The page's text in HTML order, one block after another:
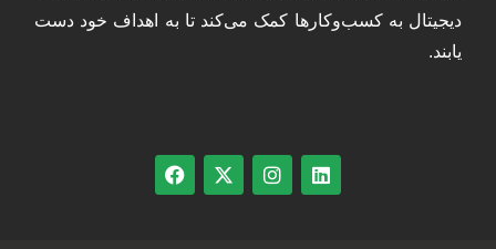
دیجیتال به کسب‌وکارها کمک می‌کند تا به اهداف خود دست
یابند.